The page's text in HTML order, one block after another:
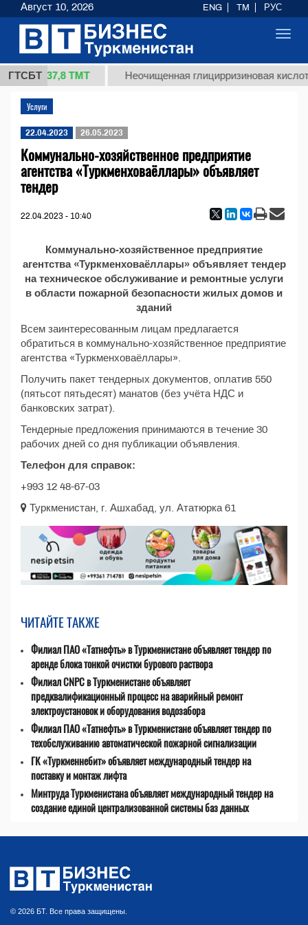
ГТСБТ
1 (кг.) 37,8 ТМТ Неочищенная глицирризиновая
Услуги
22.04.2023 26.05.2023
Коммунально-хозяйственное предприятие
агентства «Туркменховаёллары» объявляет
тендер
22.04.2023 - 10:40
Коммунально-хозяйственное предприятие
агентства «Туркменховаёллары» объявляет тендер
на техническое обслуживание и ремонтные услуги
в области пожарной безопасности жилых домов и
зданий
Всем заинтересованным лицам предлагается
обратиться в коммунально-хозяйственное предприятие
агентства «Туркменховаёллары».
Получить пакет тендерных документов, оплатив 550
(пятьсот пятьдесят) манатов (без учёта НДС и
банковских затрат).
Тендерные предложения принимаются в течение 30
рабочих дней со дня публикации объявления.
Телефон для справок:
+993 12 48-67-03
Туркменистан, г. Ашхабад, ул. Ататюрка 61
ЧИТАЙТЕ ТАКЖЕ
Филиал ПАО «Татнефть» в Туркменистане объявляет тендер по
аренде блока тонкой очистки бурового раствора
Филиал CNPC в Туркменистане объявляет
предквалификационный процесс на аварийный ремонт
электроустановок и оборудования водозабора
Филиал ПАО «Татнефть» в Туркменистане объявляет тендер по
техобслуживанию автоматической пожарной сигнализации
ГК «Туркменнебит» объявляет международный тендер на
поставку и монтаж лифта
Минтруда Туркменистана объявляет международный тендер на
создание единой централизованной системы баз данных
© 2026 БТ. Все права защищены.
Август 10, 2026 ENG TM РУС